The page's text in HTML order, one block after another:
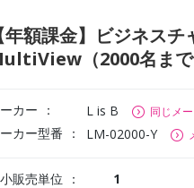
【年額課金】ビジネス
（2000名まで
カー L is B 同じメ
カー型番 LM-02000-Y
販売単位 1